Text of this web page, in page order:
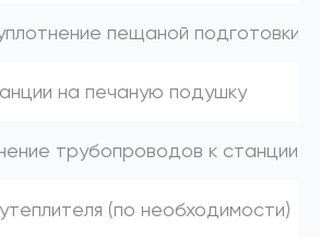
пещаной подготовки
на печаную подушку
трубопроводов к станции
(по необходимости)